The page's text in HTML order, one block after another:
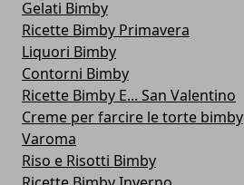
Gelati Bimby
Ricette Bimby Primavera
Liquori Bimby
Contorni Bimby
Ricette Bimby E... San Valentino
Creme per farcire le torte bimby
Varoma
Riso e Risotti Bimby